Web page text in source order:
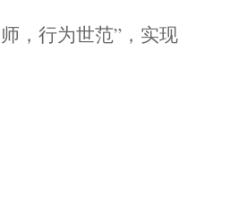
，行为世范”， 实现